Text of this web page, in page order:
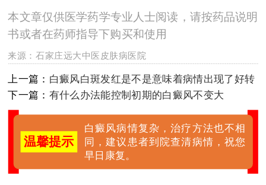
本文章仅供医学药学专业人士阅读，请按药品说明
书或者在药师指导下购买和使用
来源：石家庄远大中医皮肤病医院
上一篇： 白癜风白斑发红是不是意味着病情出现了好转
下一篇： 有什么办法能控制初期的白癜风不变大
温馨提示
白癜风病情复杂，治疗方法也不相
同，建议患者到院查清病情，祝您
早日康复。